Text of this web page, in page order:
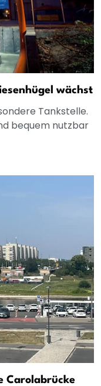
wächst
Tankstelle.
bequem nutzbar
Carolabrücke